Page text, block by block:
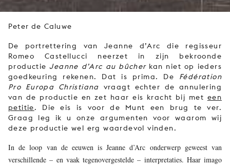
Peter de Caluwe
De portrettering van Jeanne d’Arc die regisseur
Romeo Castellucci neerzet in zijn bekroonde
productieJeanne d’Arc au bûcherkan niet op ieders
goedkeuring rekenen. Dat is prima. De Fédération
Pro Europa Christiana vraagt echter de annulering
van de productie en zet haar eis kracht bij met een
petitie. Die eis is voor de Munt een brug te ver.
Graag leg ik u onze argumenten voor waarom wij
deze productie wel erg waardevol vinden.
In de loop van de eeuwen is Jeanne d’Arc onderwerp geweest van
verschillende – en vaak tegenovergestelde – interpretaties. Haar imago